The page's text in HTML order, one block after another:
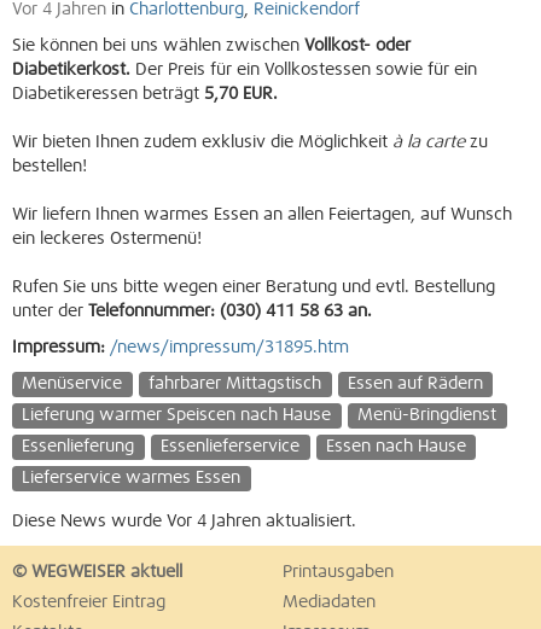
Vor 4 Jahren in Charlottenburg, Reinickendorf
Sie können bei uns wählen zwischen Vollkost- oder
Diabetikerkost. Der Preis für ein Vollkostessen sowie für ein
Diabetikeressen beträgt 5,70 EUR.
Wir bieten Ihnen zudem exklusiv die Möglichkeit à la cartezu
bestellen!
Wir liefern Ihnen warmes Essen an allen Feiertagen, auf Wunsch
ein leckeres Ostermenü!
Rufen Sie uns bitte wegen einer Beratung und evtl. Bestellung
unter der
Telefonnummer: (030) 411 58 63 an.
Impressum: /news/impressum/31895.htm
Menüservice fahrbarer Mittagstisch
Essen auf Rädern
Lieferung warmer Speiscen nach Hause
Menü-Bringdienst
Essenlieferung
Essenlieferservice
Essen nach Hause
Lieferservice warmes Essen
Diese News wurde Vor 4 Jahren aktualisiert.
© WEGWEISER aktuell
Printausgaben
Kostenfreier Eintrag
Mediadaten